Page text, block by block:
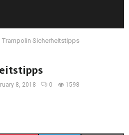
Trampolin Sicherheitstipps
8, 2018 0 1598